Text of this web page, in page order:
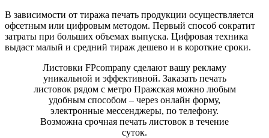
В зависимости от тиража печать продукции осуществляется
офсетным или цифровым методом. Первый способ сократит
затраты при больших объемах выпуска. Цифровая техника
выдаст малый и средний тираж дешево и в короткие сроки.
Листовки FPcompany сделают вашу рекламу
уникальной и эффективной. Заказать печать
листовок рядом с метро Пражская можно любым
удобным способом – через онлайн форму,
электронные мессенджеры, по телефону.
Возможна срочная печать листовок в течение
суток.